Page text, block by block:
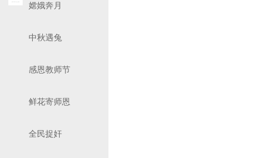
嫦娥奔月
中秋遇兔
感恩教师节
鲜花寄师恩
全民捉奸